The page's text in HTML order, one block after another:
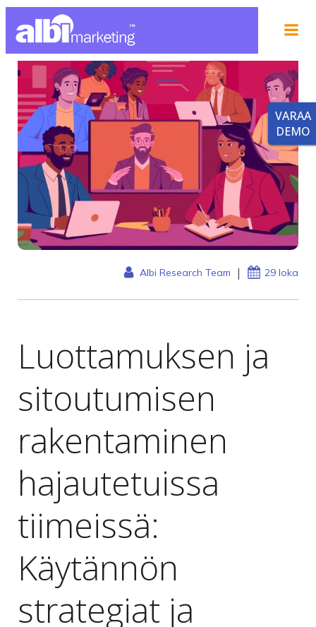
Albi Research Team | 29 loka
Luottamuksen ja
sitoutumisen
rakentaminen
hajautetuissa
tiimeissä:
Käytännön
strategiat ja
VARAA
DEMO